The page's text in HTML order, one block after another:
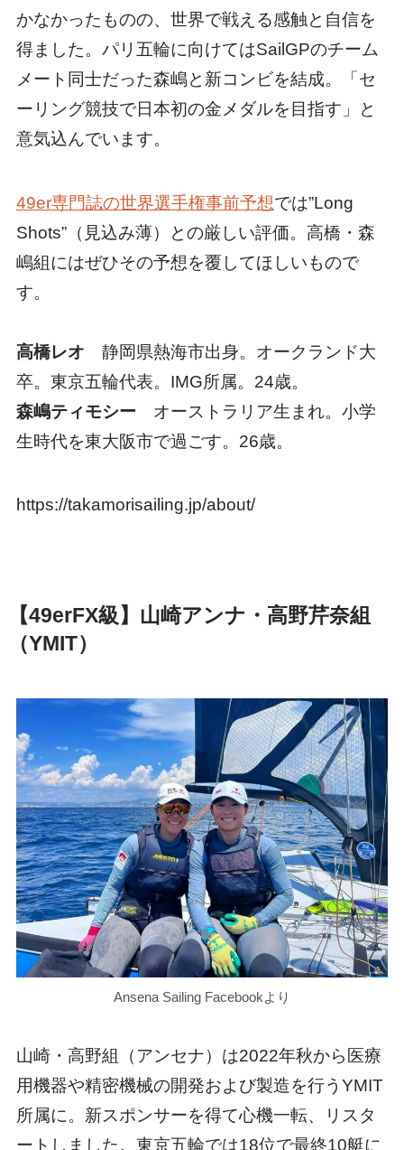
かなかったものの、世界で戦える感触と自信を
得ました。パリ五輪に向けてはSailGPのチーム
メート同士だった森嶋と新コンビを結成。「セ
ーリング競技で日本初の金メダルを目指す」と
意気込んでいます。
49er専門誌の世界選手権事前予想では”Long
Shots”（見込み薄）との厳しい評価。高橋・森
嶋組にはぜひその予想を覆してほしいもので
す。
高橋レオ 静岡県熱海市出身。オークランド大
卒。東京五輪代表。IMG所属。24歳。
森嶋ティモシー オーストラリア生まれ。小学
生時代を東大阪市で過ごす。26歳。
https://takamorisailing.jp/about/
【49erFX級】山崎アンナ・高野芹奈組
（YMIT）
Ansena Sailing Facebookより
山崎・高野組（アンセナ）は2022年秋から医療
用機器や精密機械の開発および製造を行うYMIT
所属に。新スポンサーを得て心機一転、リスタ
ートしました。東京五輪では18位で最終10艇に